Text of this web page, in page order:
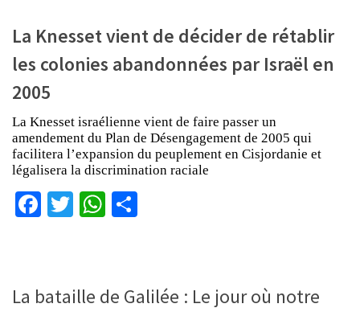
La Knesset vient de décider de rétablir
les colonies abandonnées par Israël en
2005
La Knesset israélienne vient de faire passer un
amendement du Plan de Désengagement de 2005 qui
facilitera l’expansion du peuplement en Cisjordanie et
légalisera la discrimination raciale
Facebook
TwitterWhatsApp
La bataille de Galilée : Le jour où notre